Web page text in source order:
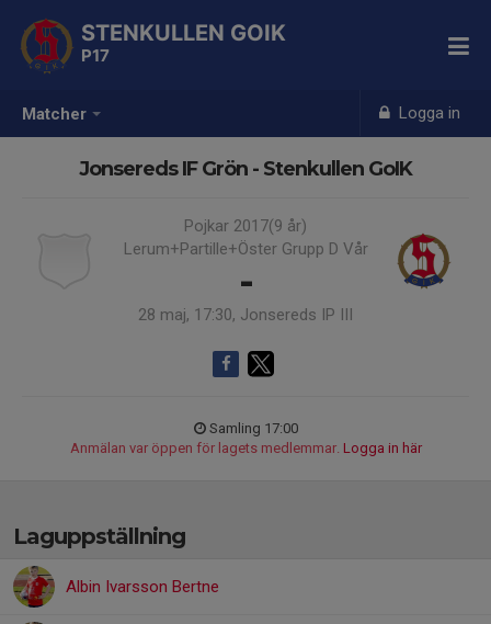
Matcher Logga in
STENKULLEN GOIK
P17
Jonsereds IF Grön - Stenkullen GoIK
Pojkar 2017(9 år)
Lerum+Partille+Öster Grupp D Vår
-
28 maj, 17:30, Jonsereds IP III
Samling 17:00
Anmälan var öppen för lagets medlemmar. Logga in här
Laguppställning
Albin Ivarsson Bertne